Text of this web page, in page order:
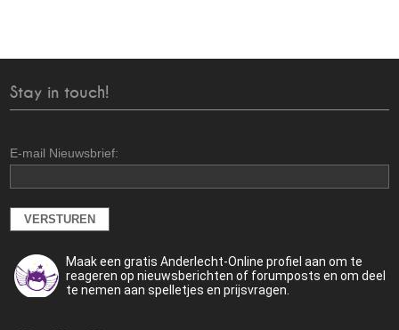
Stay in touch!
E-mail Nieuwsbrief:
Maak een gratis Anderlecht-Online profiel aan om te
reageren op nieuwsberichten of forumposts en om deel
te nemen aan spelletjes en prijsvragen.